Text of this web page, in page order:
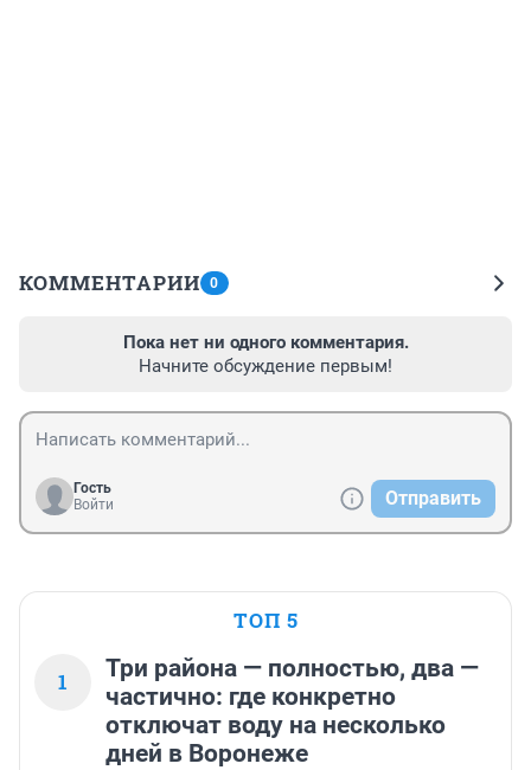
КОММЕНТАРИИ 0
Пока нет ни одного комментария.
Начните обсуждение первым!
Гость
Войти
Отправить
ТОП 5
1
Три района — полностью, два —
частично: где конкретно
отключат воду на несколько
дней в Воронеже